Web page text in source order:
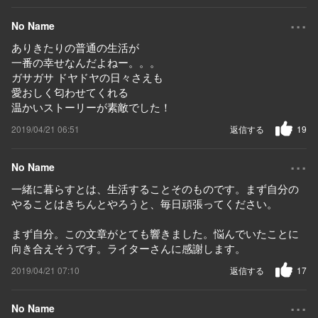
No Name ...
ありきたりの普通の生活が
一番の幸せなんだよねー。。。
ガサガサ ドヤドヤの日々さえも
愛おしく匂わせてくれる
温かいストーリーが素敵でした！
2019/04/21 06:51 19
返信する
No Name ...
一緒に暮らすとは、生活することそのものです。まず自分の
やることはきちんとやろうと、毎日頑張ってください。
まず自分。この文章がとても響きました。悩んでいたことに
向き合えそうです。ライターさんに感謝します。
2019/04/21 07:10 17
返信する
No Name ...